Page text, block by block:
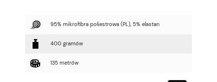
95% mikrofibra poliestrowa (PL), 5% elastan
400 gramów
135 metrów